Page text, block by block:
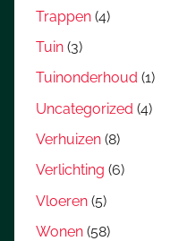
Trappen (4)
Tuin (3)
Tuinonderhoud (1)
Uncategorized (4)
Verhuizen (8)
Verlichting (6)
Vloeren (5)
Wonen (58)